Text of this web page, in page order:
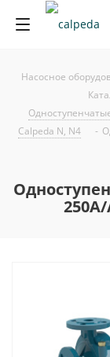
Насосное
Calpeda N, N4
-